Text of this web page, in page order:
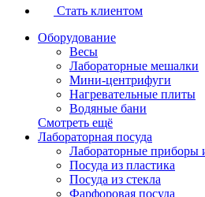
Стать клиентом
Оборудование
Весы
Лабораторные мешалки
Мини-центрифуги
Нагревательные плиты
Водяные бани
Смотреть ещё
Лабораторная посуда
Лабораторные приборы
Посуда из пластика
Посуда из стекла
Фарфоровая посуда